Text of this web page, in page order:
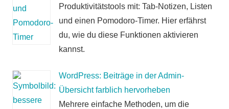
Produktivitätstools mit: Tab-Notizen, Listen
und einen Pomodoro-Timer. Hier erfährst
du, wie du diese Funktionen aktivieren
kannst.
WordPress: Beiträge in der Admin-
Übersicht farblich hervorheben
Mehrere einfache Methoden, um die